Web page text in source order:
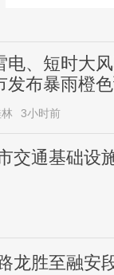
电、短时大
发布暴雨橙色
3小时前
交通基础设
龙胜至融安